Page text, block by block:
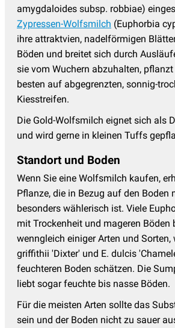
amygdaloides subsp. robbiae)
Zypressen-Wolfsmilch (Euphorbia
ihre attraktvien, nadelförmigen
Böden und breitet sich durch
sie vom Wuchern abzuhalten,
besten auf abgegrenzten, sonnig-
Kiesstreifen.
Die Gold-Wolfsmilch eignet sich als
und wird gerne in kleinen Tuffs
Standort und Boden
Wenn Sie eine Wolfsmilch kaufen,
Pflanze, die in Bezug auf den Boden
besonders wählerisch ist. Viele
mit Trockenheit und mageren Böden
wenngleich einiger Arten und Sorten,
griffithii 'Dixter' und E. dulcis
feuchteren Boden schätzen. Die
liebt sogar feuchte bis nasse Böden.
Für die meisten Arten sollte das
sein und der Boden nicht zu sauer